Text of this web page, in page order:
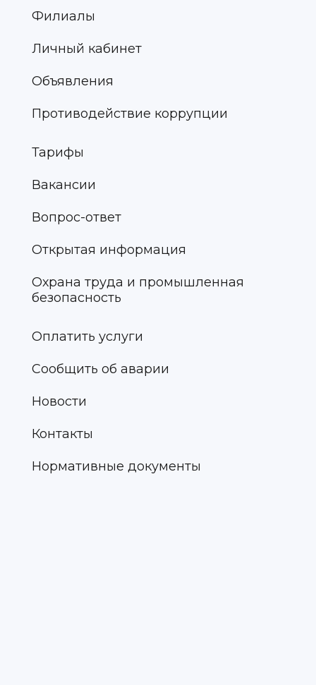
Филиалы
Личный кабинет
Объявления
Противодействие коррупции
Тарифы
Вакансии
Вопрос-ответ
Открытая информация
Охрана труда и промышленная
безопасность
Оплатить услуги
Сообщить об аварии
Новости
Контакты
Нормативные документы